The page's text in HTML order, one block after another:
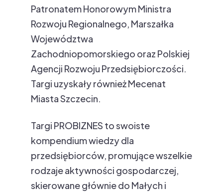
Patronatem Honorowym Ministra
Rozwoju Regionalnego, Marszałka
Województwa
Zachodniopomorskiego oraz Polskiej
Agencji Rozwoju Przedsiębiorczości.
Targi uzyskały również Mecenat
Miasta Szczecin.
Targi PROBIZNES to swoiste
kompendium wiedzy dla
przedsiębiorców, promujące wszelkie
rodzaje aktywności gospodarczej,
skierowane głównie do Małych i